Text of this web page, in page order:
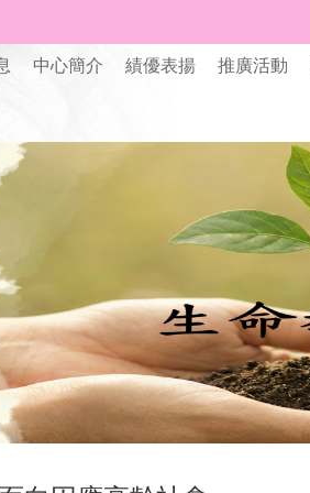
中心簡介 績優表揚 推廣活動